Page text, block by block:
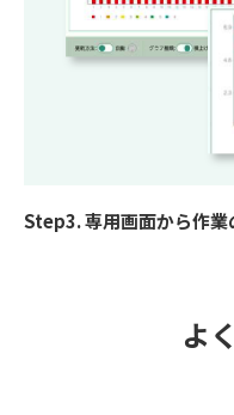
Step3. 専用画面から作業
よ